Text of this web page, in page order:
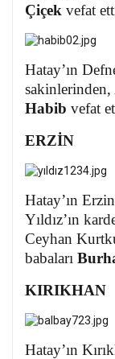
Çiçek vefat
Hatay’ın
sakinlerinden,
Habib vefat
ERZİN
Hatay’ın
Yıldız’ın
Ceyhan
babaları
KIRIKHAN
Hatay’ın